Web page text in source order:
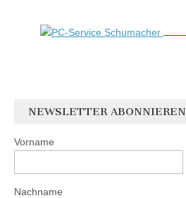
NEWSLETTER ABONNIEREN
Vorname
Nachname